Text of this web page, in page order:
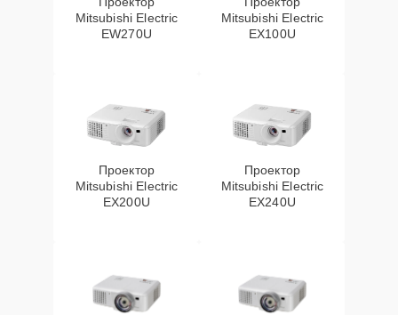
Mitsubishi Electric
EW270U
Mitsubishi Electric
EX100U
Проектор
Mitsubishi Electric
EX200U
Проектор
Mitsubishi Electric
EX240U